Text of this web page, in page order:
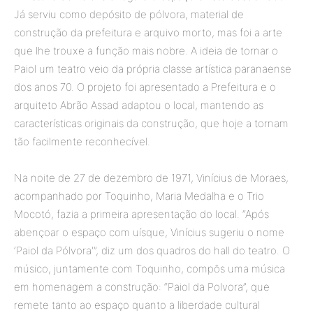
Já serviu como depósito de pólvora, material de
construção da prefeitura e arquivo morto, mas foi a arte
que lhe trouxe a função mais nobre. A ideia de tornar o
Paiol um teatro veio da própria classe artística paranaense
dos anos 70. O projeto foi apresentado a Prefeitura e o
arquiteto Abrão Assad adaptou o local, mantendo as
características originais da construção, que hoje a tornam
tão facilmente reconhecível.
Na noite de 27 de dezembro de 1971, Vinícius de Moraes,
acompanhado por Toquinho, Maria Medalha e o Trio
Mocotó, fazia a primeira apresentação do local. “Após
abençoar o espaço com uísque, Vinícius sugeriu o nome
‘Paiol da Pólvora'”, diz um dos quadros do hall do teatro. O
músico, juntamente com Toquinho, compôs uma música
em homenagem a construção: “Paiol da Polvora”, que
remete tanto ao espaço quanto a liberdade cultural